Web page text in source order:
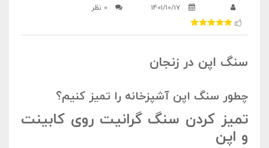
1401/10/17 0 نظر
سنگ اپن در زنجان
چطور سنگ اپن آشپزخانه را تمیز کنیم؟
تمیز کردن سنگ گرانیت روی کابینت
و اپن